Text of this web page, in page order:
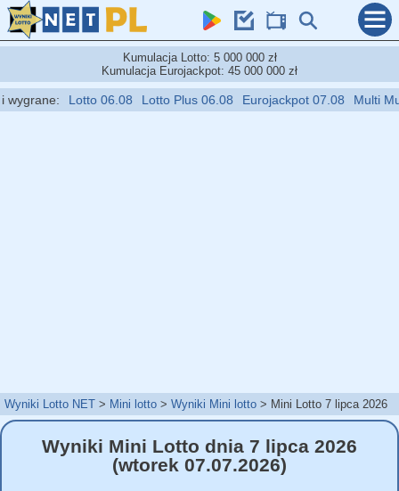
Kumulacja Lotto: 5 000 000 zł
Kumulacja Eurojackpot: 45 000 000 zł
Lotto 06.08 Lotto Plus 06.08 Eurojackpot 07.08 Multi Multi
Wyniki Lotto NET Mini lotto Wyniki Mini lotto Mini Lotto 7 lipca 2026
Wyniki Mini Lotto dnia 7 lipca 2026
(wtorek 07.07.2026)